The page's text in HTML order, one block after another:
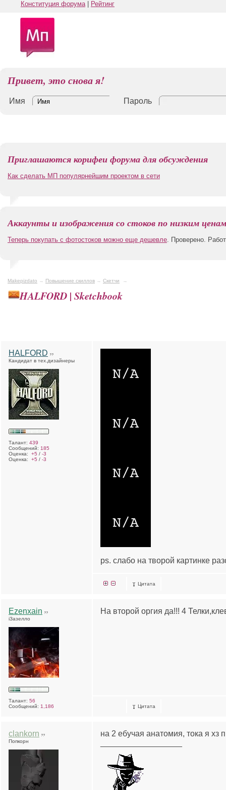
Конституция форума| Рейтинг
Привет, это снова я!
Имя Пароль
Приглашаются корифеи форума для обсуждения
Как сделать МП популярнейшим проектом в сети
Аккаунты и изображения со стоков по низким ценам
Теперь покупать с фотостоков можно еще дешевле. Проверено.
Makepizdato → Повышение скиллов → Скетчи →
HALFORD | Sketchbook
HALFORD
Кандидат в тех.дизайнеры
Талант: 439
Сообщений: 185
Оценка: +5 / -3
Оценка: +5 / -3
ps. слабо на творой картинке
Цитата
Ezenxain
iЗазелло
Талант: 56
Сообщений: 1,186
На второй оргия да!!! 4
Цитата
clankorn
Попкорн
на 2 ебучая анатомия, тока я хз